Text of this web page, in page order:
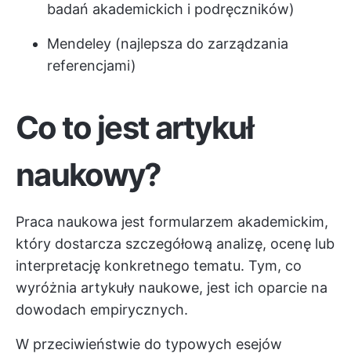
badań akademickich i podręczników)
Mendeley (najlepsza do zarządzania
referencjami)
Co to jest artykuł
naukowy?
Praca naukowa jest formularzem akademickim,
który dostarcza szczegółową analizę, ocenę lub
interpretację konkretnego tematu. Tym, co
wyróżnia artykuły naukowe, jest ich oparcie na
dowodach empirycznych.
W przeciwieństwie do typowych esejów